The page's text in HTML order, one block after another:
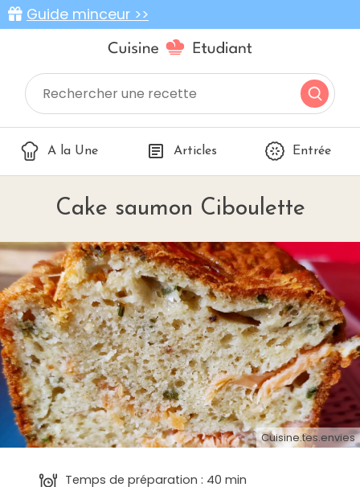
Guide minceur >>
A la Une Articles Entrée
Cake saumon Ciboulette
Cuisine.tes.envies
Temps de préparation : 40 min